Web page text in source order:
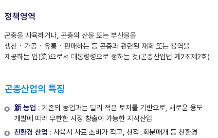
정책영역
곤충을 사육하거나, 곤충의 산물 또는 부산물을
생산ㆍ가공ㆍ유통ㆍ판매하는 등 곤충과 관련된 재화 또는 용역을
제공하는 업(業)으로서 대통령령으로 정하는 것(곤충산업법 제2조제2호)
곤충산업의 특징
新 농업 : 기존의 농업과는 달리 적은 토지를 기반으로, 새로운 용도
개발에 따라 무한한 시장 창출이 가능한 지식산업
친환경 산업 : 사육시 사료 소비가 적고, 천적․화분매개 등 친환경